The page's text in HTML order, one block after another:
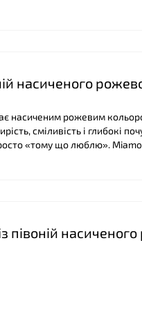
насиченого
насиченим рожевим
сміливість і глибокі
«тому що люблю».
півоній